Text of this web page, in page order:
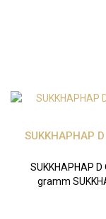
SUKKHAPHAP
SUKKHAPHAP
gramm